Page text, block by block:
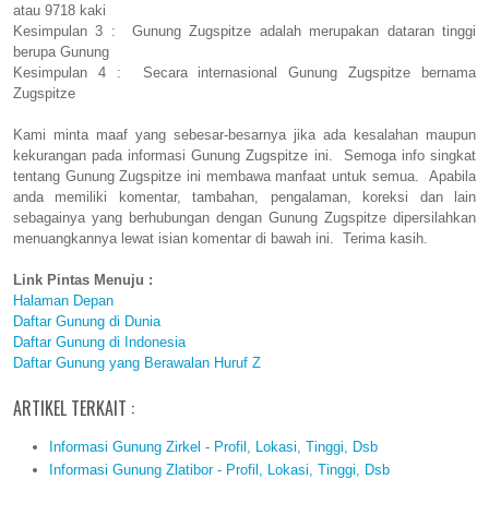
atau 9718 kaki
Kesimpulan 3 : Gunung Zugspitze adalah merupakan dataran tinggi
berupa Gunung
Kesimpulan 4 : Secara internasional Gunung Zugspitze bernama
Zugspitze
Kami minta maaf yang sebesar-besarnya jika ada kesalahan maupun
kekurangan pada informasi Gunung Zugspitze ini. Semoga info singkat
tentang Gunung Zugspitze ini membawa manfaat untuk semua. Apabila
anda memiliki komentar, tambahan, pengalaman, koreksi dan lain
sebagainya yang berhubungan dengan Gunung Zugspitze dipersilahkan
menuangkannya lewat isian komentar di bawah ini. Terima kasih.
Link Pintas Menuju :
Halaman Depan
Daftar Gunung di Dunia
Daftar Gunung di Indonesia
Daftar Gunung yang Berawalan Huruf Z
ARTIKEL TERKAIT :
Informasi Gunung Zirkel - Profil, Lokasi, Tinggi, Dsb
Informasi Gunung Zlatibor - Profil, Lokasi, Tinggi, Dsb